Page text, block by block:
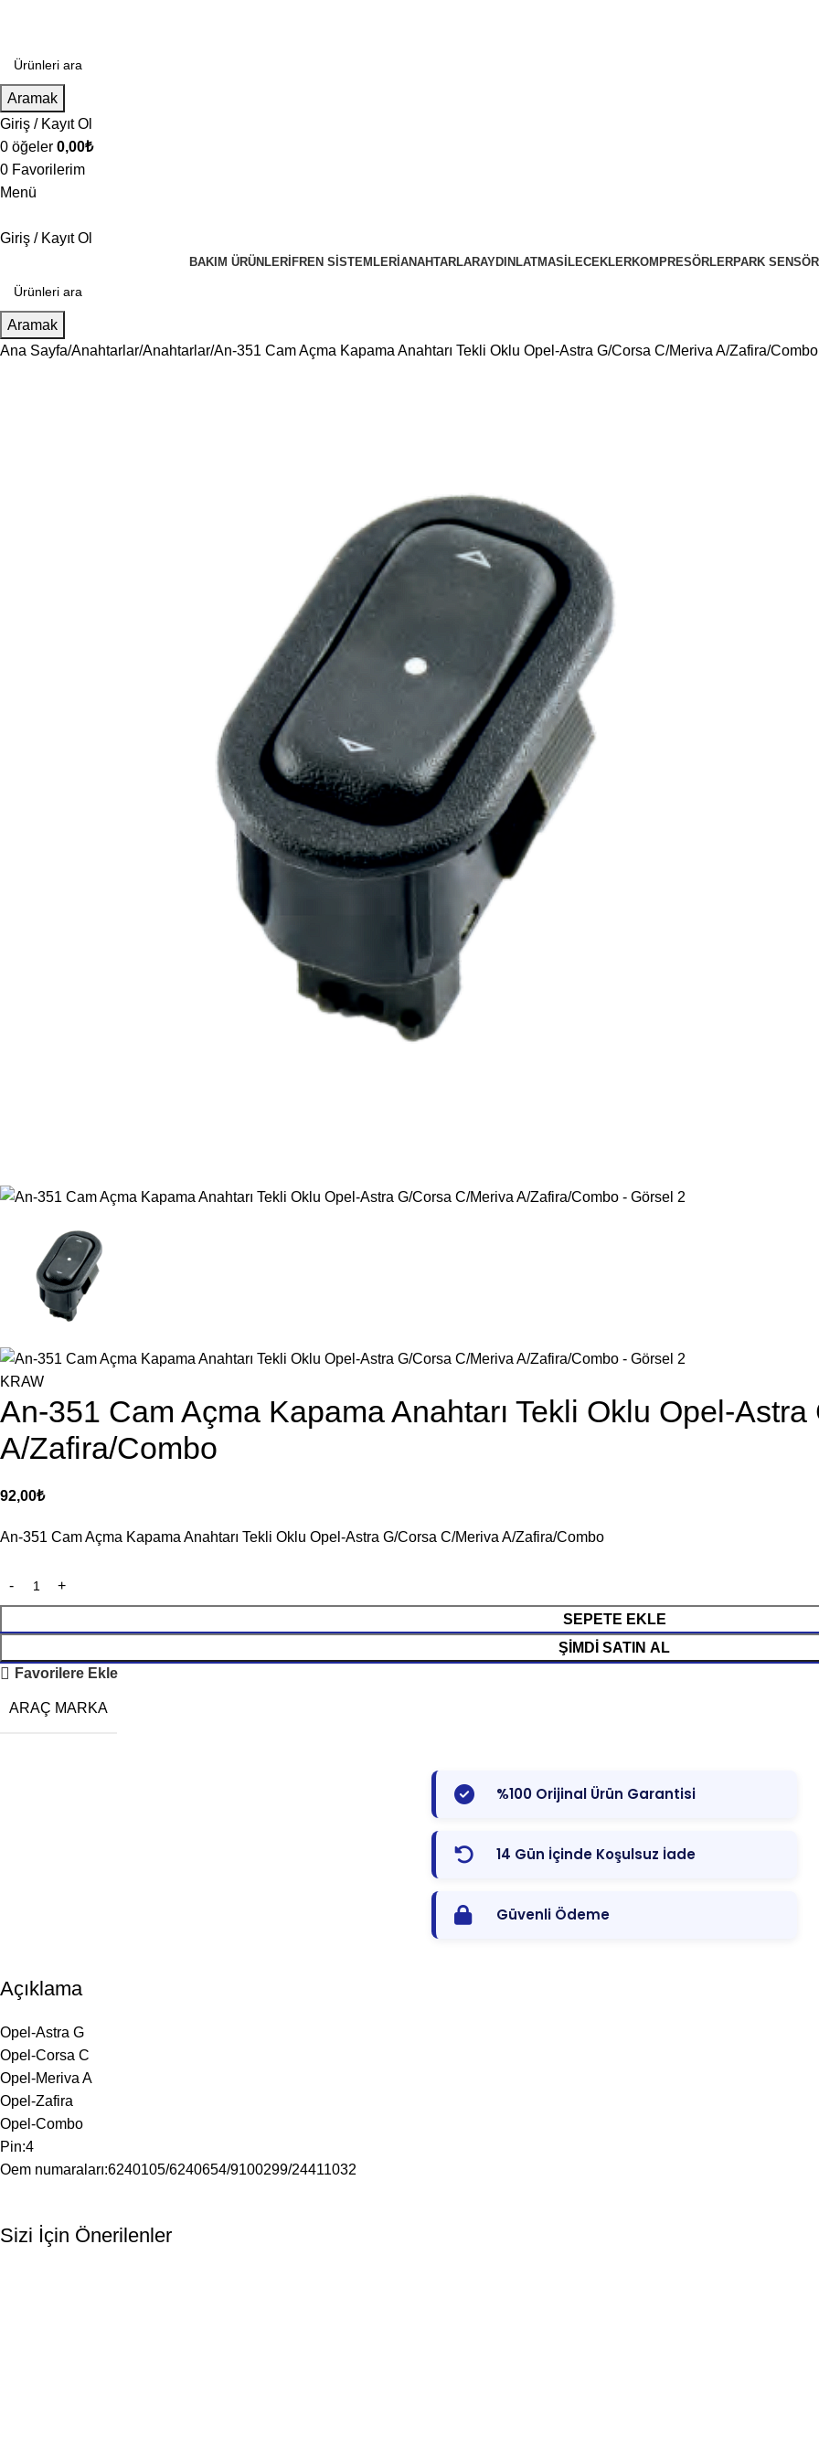
Aramak
Giriş / Kayıt Ol
0 öğeler 0,00₺
0 Favorilerim
Menü
Giriş / Kayıt Ol
BAKIM ÜRÜNLERI FREN SISTEMLERI ANAHTARLARAYDINLATMASILECEKLERKOMPRESÖRLERPARK
Aramak
Ana Sayfa Anahtarlar Anahtarlar An-351 Cam Açma Kapama Anahtarı Tekli Oklu Opel-Astra G/Corsa C/Meriva A/Zafira/Combo
KRAW
An-351 Cam Açma Kapama Anahtarı Tekli Oklu Opel-
A/Zafira/Combo
92,00₺
An-351 Cam Açma Kapama Anahtarı Tekli Oklu Opel-Astra G/Corsa C/Meriva A/Zafira/Combo
SEPETE EKLE
ŞIMDI SATIN AL
Favorilere Ekle
ARAÇ MARKA
%100 Orijinal Ürün Garantisi
14 Gün İçinde Koşulsuz İade
Güvenli Ödeme
Açıklama
Opel-Astra G
Opel-Corsa C
Opel-Meriva A
Opel-Zafira
Opel-Combo
Pin:4
Oem numaraları:6240105/6240654/9100299/24411032
Sizi İçin Önerilenler